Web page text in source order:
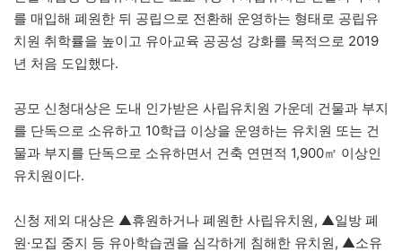
를 매입해 폐원한 뒤 공립으로 전환해 운영하는 형태로 공립유
치원 취학률을 높이고 유아교육 공공성 강화를 목적으로 2019
년 처음 도입했다.
공모 신청대상은 도내 인가받은 사립유치원 가운데 건물과 부지
를 단독으로 소유하고 10학급 이상을 운영하는 유치원 또는 건
물과 부지를 단독으로 소유하면서 건축 연면적 1,900㎡ 이상인
유치원이다.
신청 제외 대상은 ▲휴원하거나 폐원한 사립유치원, ▲일방 폐
원·모집 중지 등 유아학습권을 심각하게 침해한 유치원, ▲소유